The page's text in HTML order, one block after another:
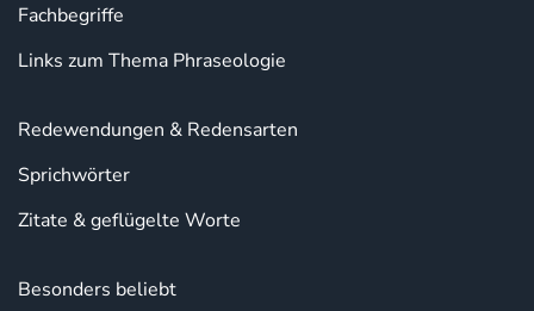
Fachbegriffe
Links zum Thema Phraseologie
Redewendungen & Redensarten
Sprichwörter
Zitate & geflügelte Worte
Besonders beliebt